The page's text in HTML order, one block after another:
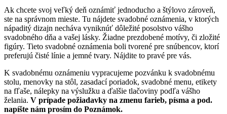
Ak chcete svoj veľký deň oznámiť jednoducho a štýlovo zároveň,
ste na správnom mieste. Tu nájdete svadobné oznámenia, v ktorých
nápaditý dizajn necháva vyniknúť dôležité posolstvo vášho
svadobného dňa a vašej lásky. Žiadne prezdobené motívy, či zložité
figúry. Tieto svadobné oznámenia boli tvorené pre snúbencov, ktorí
preferujú čisté línie a jemné tvary. Nájdite to pravé pre vás.
K svadobnému oznámeniu vypracujeme pozvánku k svadobnému
stolu, menovky na stôl, zasadací poriadok, svadobné menu, etikety
na fľaše, nálepky na výslužku a ďalšie tlačoviny podľa vášho
želania. V prípade požiadavky na zmenu farieb, písma a pod.
napíšte nám prosím do Poznámok.